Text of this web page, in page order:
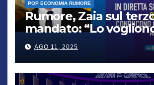
POP ECONOMIA RUMORE
Rumore, Zaia sul
mandato: “Lo
cittadini, chi non lo
verrà punito”
AGO 11, 2025